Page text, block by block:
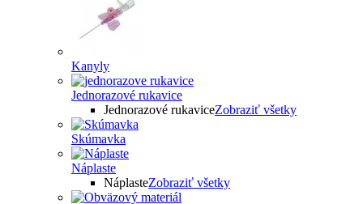
Kanyly
Jednorazové rukavice
Jednorazové rukaviceZobraziť všetky
Skúmavka
Náplaste
NáplasteZobraziť všetky